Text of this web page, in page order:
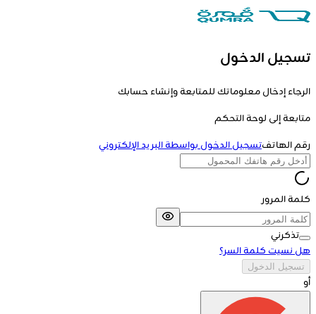
تسجيل الدخول
الرجاء إدخال معلوماتك للمتابعة وإنشاء حسابك
متابعة إلى لوحة التحكم
رقم الهاتفتسجيل الدخول بواسطة البريد الإلكتروني
كلمة المرور
تذكرني
هل نسيت كلمة السر؟
تسجيل الدخول
أو